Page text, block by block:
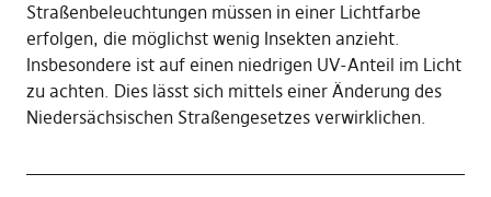
Straßenbeleuchtungen müssen in einer Lichtfarbe
erfolgen, die möglichst wenig Insekten anzieht.
Insbesondere ist auf einen niedrigen UV-Anteil im Licht
zu achten. Dies lässt sich mittels einer Änderung des
Niedersächsischen Straßengesetzes verwirklichen.